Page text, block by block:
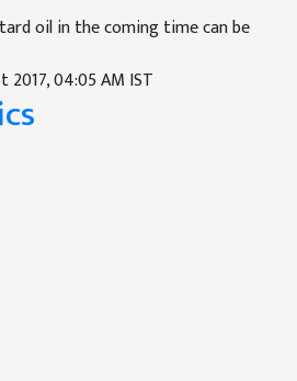
oil in the coming time can be
2017, 04:05 AM IST